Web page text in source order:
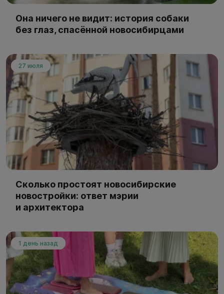
Она ничего не видит: история собаки
без глаз, спасённой новосибирцами
27 июля
Сколько простоят новосибирские
новостройки: ответ мэрии
и архитектора
1 день назад